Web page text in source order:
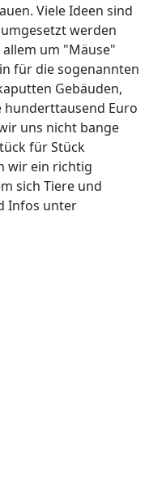
Viele Ideen sind
werden
um "Mäuse"
für die sogenannten
Gebäuden,
hunderttausend Euro
uns nicht bange
für Stück
wir ein richtig
sich Tiere und
Infos unter